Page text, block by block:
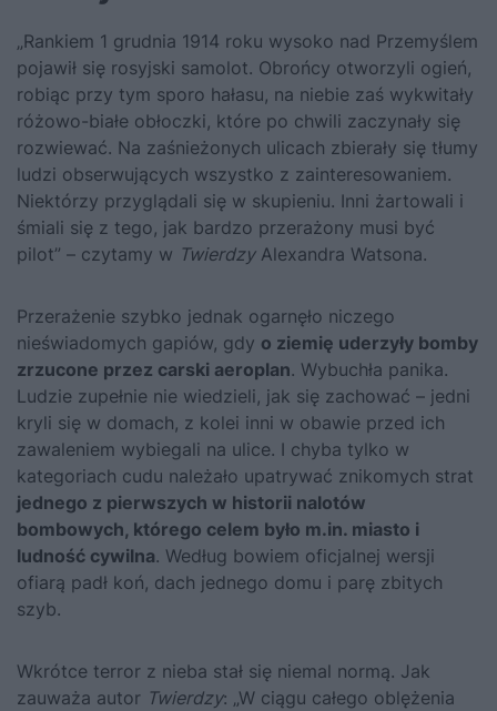
„Rankiem 1 grudnia 1914 roku wysoko nad Przemyślem
pojawił się rosyjski samolot. Obrońcy otworzyli ogień,
robiąc przy tym sporo hałasu, na niebie zaś wykwitały
różowo-białe obłoczki, które po chwili zaczynały się
rozwiewać. Na zaśnieżonych ulicach zbierały się tłumy
ludzi obserwujących wszystko z zainteresowaniem.
Niektórzy przyglądali się w skupieniu. Inni żartowali i
śmiali się z tego, jak bardzo przerażony musi być
pilot” – czytamy w TwierdzyAlexandra Watsona.
Przerażenie szybko jednak ogarnęło niczego
nieświadomych gapiów, gdy o ziemię uderzyły bomby
zrzucone przez carski aeroplan. Wybuchła panika.
Ludzie zupełnie nie wiedzieli, jak się zachować – jedni
kryli się w domach, z kolei inni w obawie przed ich
zawaleniem wybiegali na ulice. I chyba tylko w
kategoriach cudu należało upatrywać znikomych strat
jednego z pierwszych w historii nalotów
bombowych, którego celem było m.in. miasto i
ludność cywilna. Według bowiem oficjalnej wersji
ofiarą padł koń, dach jednego domu i parę zbitych
szyb.
Wkrótce terror z nieba stał się niemal normą. Jak
zauważa autor Twierdzy: „W ciągu całego oblężenia